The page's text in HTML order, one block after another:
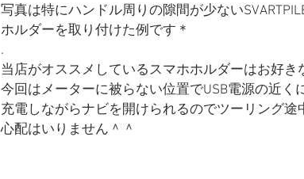
写真は特にハンドル周りの隙間が少ない
ホルダーを取り付けた例です＊
.
当店がオススメしているスマホホルダーはお好き
今回はメーターに被らない位置でUSB電源の近く
充電しながらナビを開けられるのでツーリング
心配はいりません＾＾